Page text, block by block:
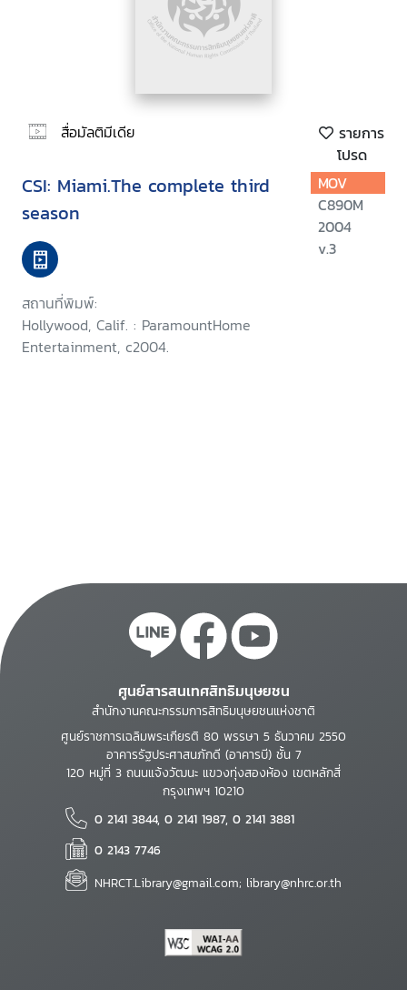
สื่อมัลติมีเดีย
รายการ
โปรด
CSI: Miami.The complete third
season
สถานที่พิมพ์:
Hollywood, Calif. : ParamountHome
Entertainment, c2004.
MOV
C890M
2004
v.3
ศูนย์สารสนเทศสิทธิมนุษยชน
สำนักงานคณะกรรมการสิทธิมนุษยชนแห่งชาติ
ศูนย์ราชการเฉลิมพระเกียรติ 80 พรรษา 5 ธันวาคม 2550
อาคารรัฐประศาสนภักดี (อาคารบี) ชั้น 7
120 หมู่ที่ 3 ถนนแจ้งวัฒนะ แขวงทุ่งสองห้อง เขตหลักสี่
กรุงเทพฯ 10210
0 2141 3844, 0 2141 1987, 0 2141 3881
0 2143 7746
NHRCT.Library@gmail.com; library@nhrc.or.th